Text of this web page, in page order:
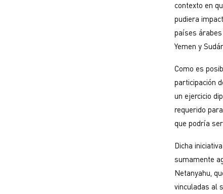
contexto en
pudiera
países
Yemen y
Como es
participación
un ejercicio
requerido
que podría
Dicha
sumamente
Netanyahu,
vinculadas al